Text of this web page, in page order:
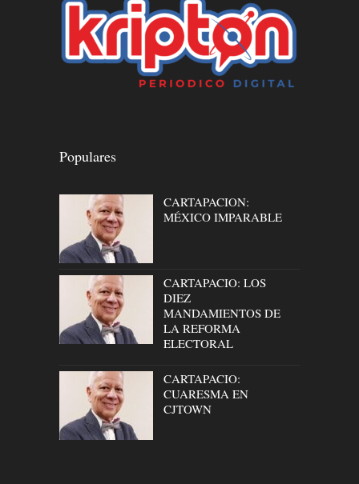
Populares
CARTAPACION:
MÉXICO IMPARABLE
CARTAPACIO: LOS
DIEZ
MANDAMIENTOS DE
LA REFORMA
ELECTORAL
CARTAPACIO:
CUARESMA EN
CJTOWN